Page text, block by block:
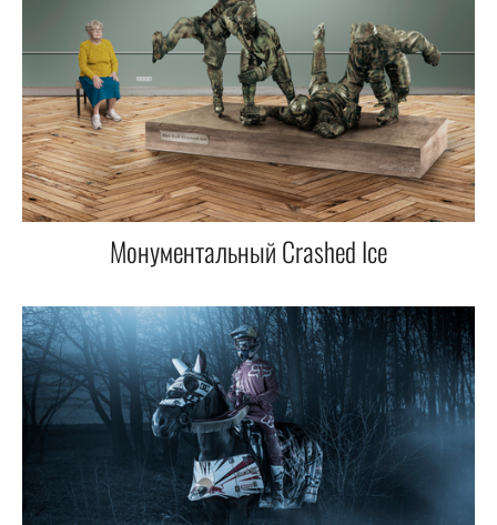
Монументальный Crashed Ice